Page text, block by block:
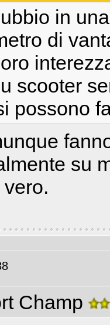
in
di
scooter
possono
su
Champ